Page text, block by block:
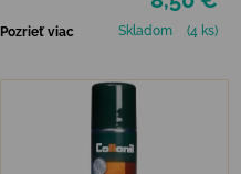
Pozrieť viac Skladom (4 ks)